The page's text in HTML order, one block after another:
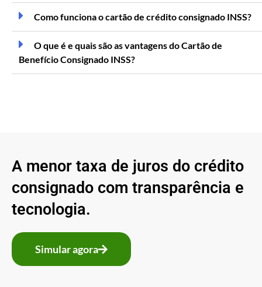
Como funciona o cartão de crédito consignado INSS?
O que é e quais são as vantagens do Cartão de
Benefício Consignado INSS?
A menor taxa de juros do crédito
consignado com transparência e
tecnologia.
Simular agora